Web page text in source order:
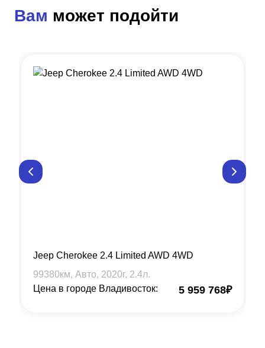
Вам может подойти
Jeep Cherokee 2.4 Limited AWD 4WD
99380км, Авто, 2020г, 2.4л.
Цена в городе Владивосток:
5 959 768₽